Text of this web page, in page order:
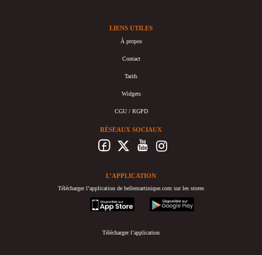
LIENS UTILES
À propos
Contact
Tarifs
Widgets
CGU / RGPD
RÉSEAUX SOCIAUX
L’APPLICATION
Télécharger l’application de bellemartinique.com sur les stores
appstore
googleplay
Télécharger l’application